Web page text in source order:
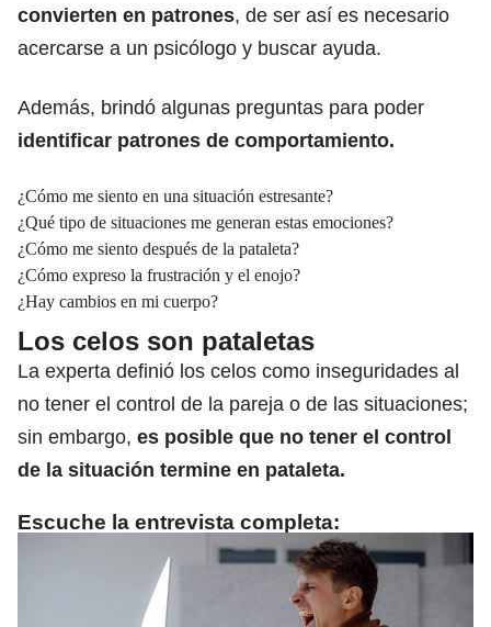
convierten en patrones, de ser así es necesario
acercarse a un psicólogo y buscar ayuda.
Además, brindó algunas preguntas para poder
identificar patrones de comportamiento.
¿Cómo me siento en una situación estresante?
¿Qué tipo de situaciones me generan estas emociones?
¿Cómo me siento después de la pataleta?
¿Cómo expreso la frustración y el enojo?
¿Hay cambios en mi cuerpo?
Los celos son pataletas
La experta definió los celos como inseguridades al
no tener el control de la pareja o de las situaciones;
sin embargo, es posible que no tener el control
de la situación termine en pataleta.
Escuche la entrevista completa: